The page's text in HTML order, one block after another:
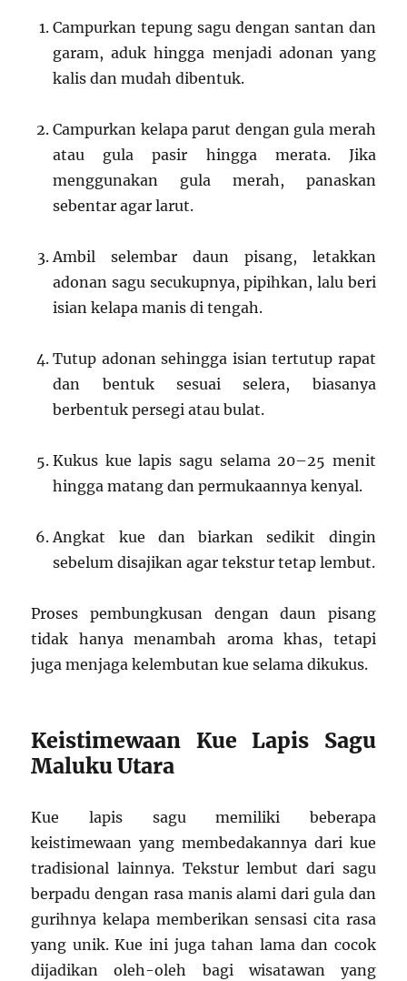
Campurkan tepung sagu dengan santan dan
garam, aduk hingga menjadi adonan yang
kalis dan mudah dibentuk.
Campurkan kelapa parut dengan gula merah
atau gula pasir hingga merata. Jika
menggunakan gula merah, panaskan
sebentar agar larut.
Ambil selembar daun pisang, letakkan
adonan sagu secukupnya, pipihkan, lalu beri
isian kelapa manis di tengah.
Tutup adonan sehingga isian tertutup rapat
dan bentuk sesuai selera, biasanya
berbentuk persegi atau bulat.
Kukus kue lapis sagu selama 20–25 menit
hingga matang dan permukaannya kenyal.
Angkat kue dan biarkan sedikit dingin
sebelum disajikan agar tekstur tetap lembut.
Proses pembungkusan dengan daun pisang
tidak hanya menambah aroma khas, tetapi
juga menjaga kelembutan kue selama dikukus.
Keistimewaan Kue Lapis Sagu
Maluku Utara
Kue lapis sagu memiliki beberapa
keistimewaan yang membedakannya dari kue
tradisional lainnya. Tekstur lembut dari sagu
berpadu dengan rasa manis alami dari gula dan
gurihnya kelapa memberikan sensasi cita rasa
yang unik. Kue ini juga tahan lama dan cocok
dijadikan oleh-oleh bagi wisatawan yang